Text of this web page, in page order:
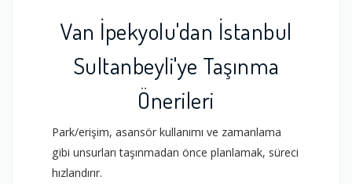
Van İpekyolu'dan İstanbul
Sultanbeyli'ye Taşınma
Önerileri
Park/erişim, asansör kullanımı ve zamanlama
gibi unsurları taşınmadan önce planlamak, süreci
hızlandırır.